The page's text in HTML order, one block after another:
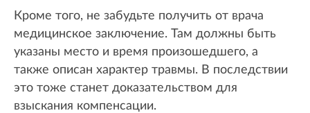
Кроме того, не забудьте получить от врача
медицинское заключение. Там должны быть
указаны место и время произошедшего, а
также описан характер травмы. В последствии
это тоже станет доказательством для
взыскания компенсации.